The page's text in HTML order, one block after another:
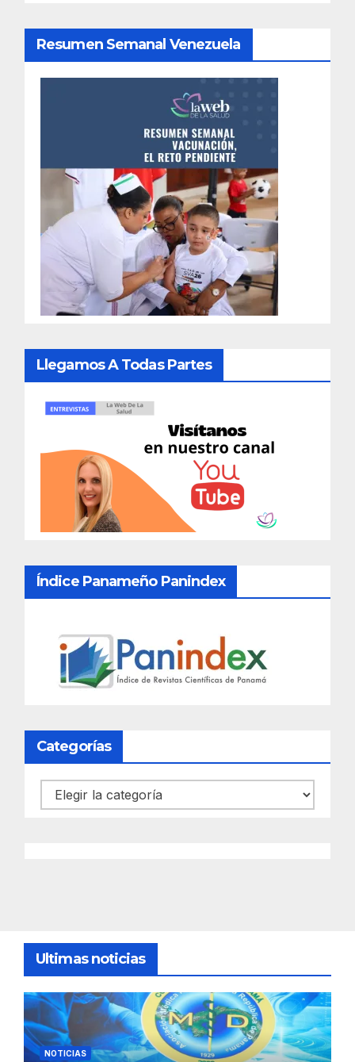
Resumen Semanal Venezuela
Llegamos A Todas Partes
Índice Panameño Panindex
Categorías
Categorías
Ultimas noticias
NOTICIAS